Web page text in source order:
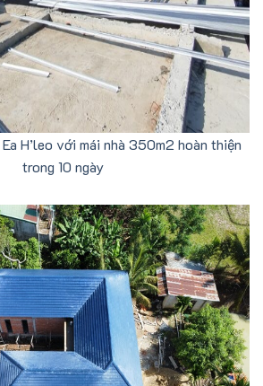
H’leo với mái nhà 350m2 hoàn thiện
trong 10 ngày